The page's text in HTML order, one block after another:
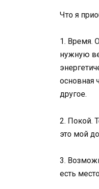
Что я
1. Время.
нужную
основная
другое.
2. Покой.
это мой
3.
есть